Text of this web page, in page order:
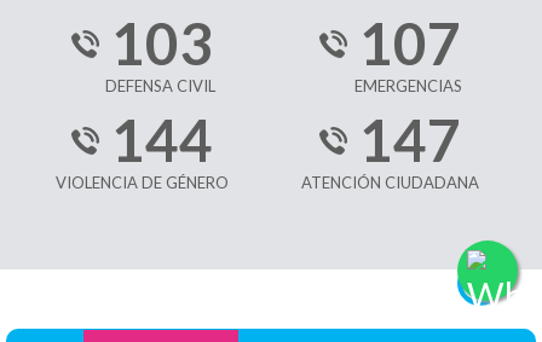
103
DEFENSA CIVIL
107
EMERGENCIAS
144
VIOLENCIA DE GÉNERO
147
ATENCIÓN CIUDADANA